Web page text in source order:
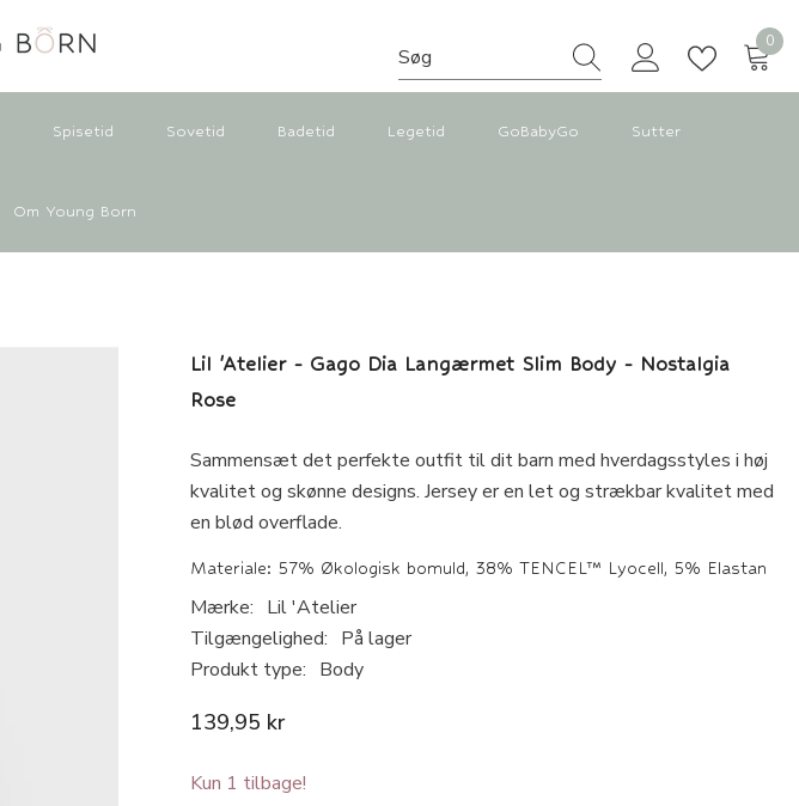
00
Spisetid Sovetid Badetid Legetid GoBabyGo Sutter
Om Young Born
Lil 'Atelier - Gago Dia Langærmet Slim Body - Nostalgia
Rose
Sammensæt det perfekte outfit til dit barn med hverdagsstyles i høj
kvalitet og skønne designs. Jersey er en let og strækbar kvalitet med
en blød overflade.
Materiale: 57% Økologisk bomuld, 38% TENCEL™ Lyocell, 5% Elastan
Mærke: Lil 'Atelier
Tilgængelighed: På lager
Produkt type: Body
139,95 kr
Kun 1 tilbage!